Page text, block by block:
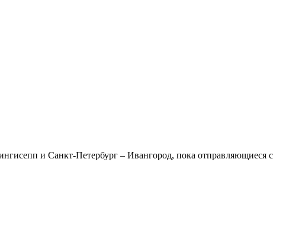
и Санкт-Петербург – Ивангород, пока отправляющиеся с